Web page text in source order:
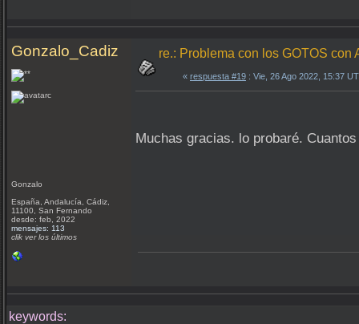
Gonzalo_Cadiz
Gonzalo
España, Andalucía, Cádiz,
11100, San Fernando
desde: feb, 2022
mensajes: 113
clik ver los últimos
re.: Problema con los GOTOS
« respuesta #19 : Vie, 26 Ago 2022, 15:37
Muchas gracias. lo probaré.
keywords: